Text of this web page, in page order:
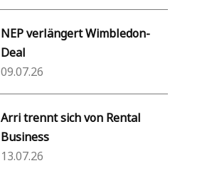
NEP verlängert Wimbledon-
Deal
09.07.26
Arri trennt sich von Rental
Business
13.07.26